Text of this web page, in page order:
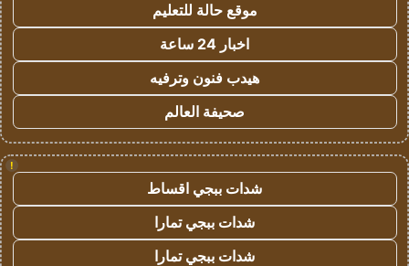
موقع حالة للتعليم
اخبار 24 ساعة
هيدب فنون وترفيه
صحيفة العالم
!
شدات ببجي اقساط
شدات ببجي تمارا
شدات ببجي تمارا